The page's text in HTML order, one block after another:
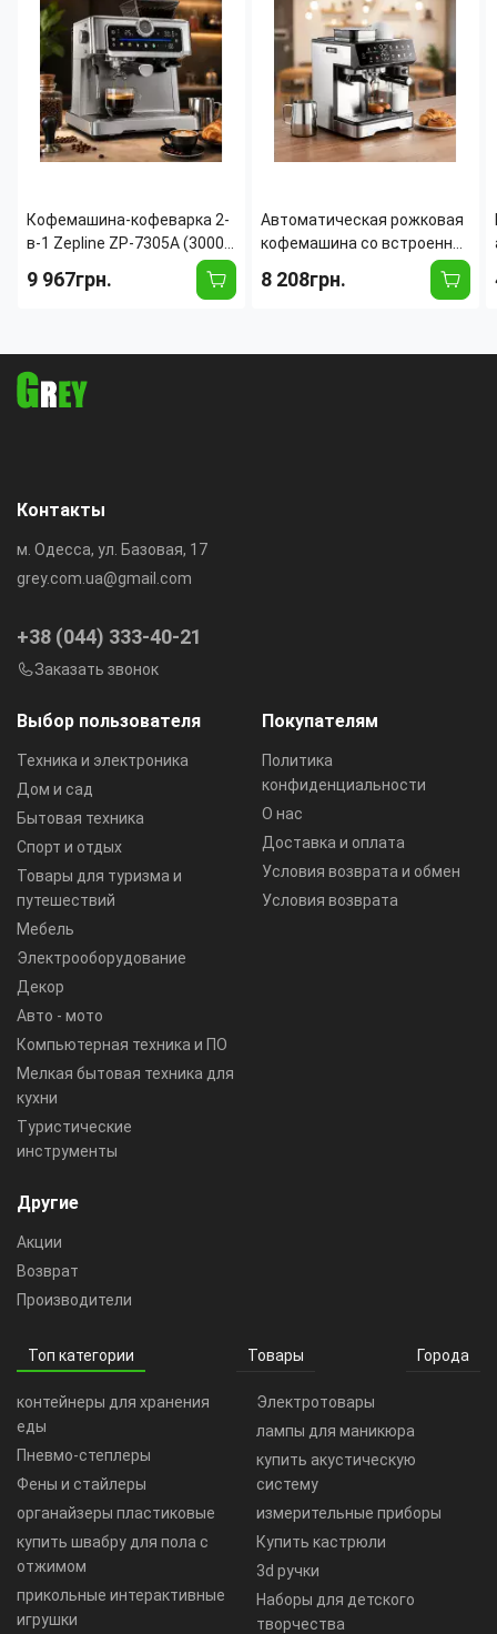
Кофемашина-кофеварка 2-
в-1 Zepline ZP-7305A (3000
Вт, 20 Бар) со встроенной
жерновой кофемолкой,
9 967грн.
Автоматическая рожковая
кофемашина со встроенной
кофемолкой Zepline ZP-
6807 (1500 Вт, 20 Бар, 2.6 л)
8 208грн.
Выбор пользователя
Техника и электроника
Дом и сад
Бытовая техника
Спорт и отдых
Товары для туризма и
путешествий
Мебель
Электрооборудование
Декор
Авто - мото
Компьютерная техника и ПО
Мелкая бытовая техника для
кухни
Туристические
инструменты
Покупателям
Политика
конфиденциальности
О нас
Доставка и оплата
Условия возврата и обмен
Условия возврата
Другие
Акции
Возврат
Производители
Контакты
м. Одесса, ул. Базовая, 17
grey.com.ua@gmail.com
+38 (044) 333-40-21
Заказать звонок
Топ категории Товары Города
контейнеры для хранения
еды
Пневмо-степлеры
Фены и стайлеры
органайзеры пластиковые
купить швабру для пола с
отжимом
прикольные интерактивные
игрушки
Электротовары
лампы для маникюра
купить акустическую
систему
измерительные приборы
Купить кастрюли
3d ручки
Наборы для детского
творчества